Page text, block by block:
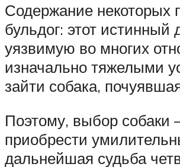
Содержание некоторых
бульдог: этот
уязвимую во многих
изначально тяжелыми
зайти собака,
Поэтому, выбор
приобрести
дальнейшая судьба